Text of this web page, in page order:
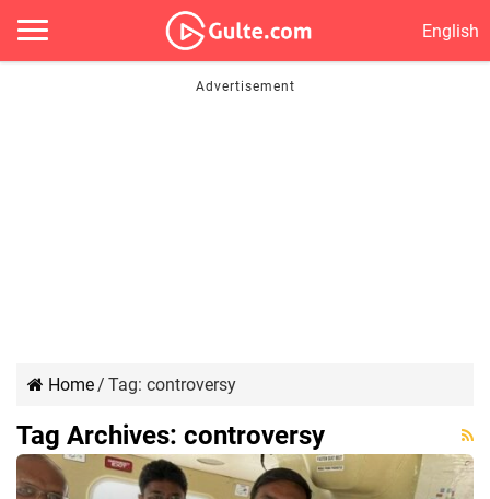
English
Home/ Tag: controversy
Tag Archives: controversy